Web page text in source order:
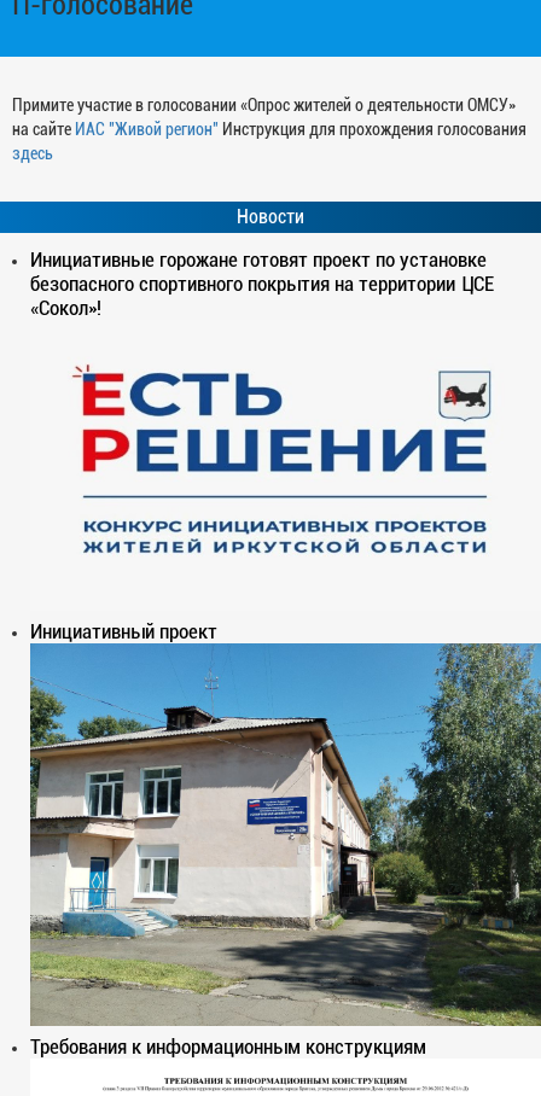
Примите участие в голосовании «Опрос жителей о деятельности ОМСУ»
на сайте ИАС "Живой регион" Инструкция для прохождения голосования
здесь
Новости
Инициативные горожане готовят проект по установке
безопасного спортивного покрытия на территории ЦСЕ
«Сокол»!
Инициативный проект
Требования к информационным конструкциям